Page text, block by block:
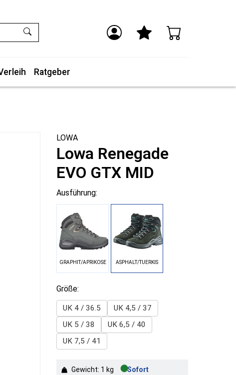
Ratgeber
LOWA
Lowa Renegade
EVO GTX MID
Ausführung:
GRAPHIT/APRIKOSE ASPHALT/TUERKIS
Größe:
UK 4 / 36.5
UK 4,5 / 37
UK 5 / 38
UK 6,5 / 40
UK 7,5 / 41
Gewicht: 1 kg ●Sofort